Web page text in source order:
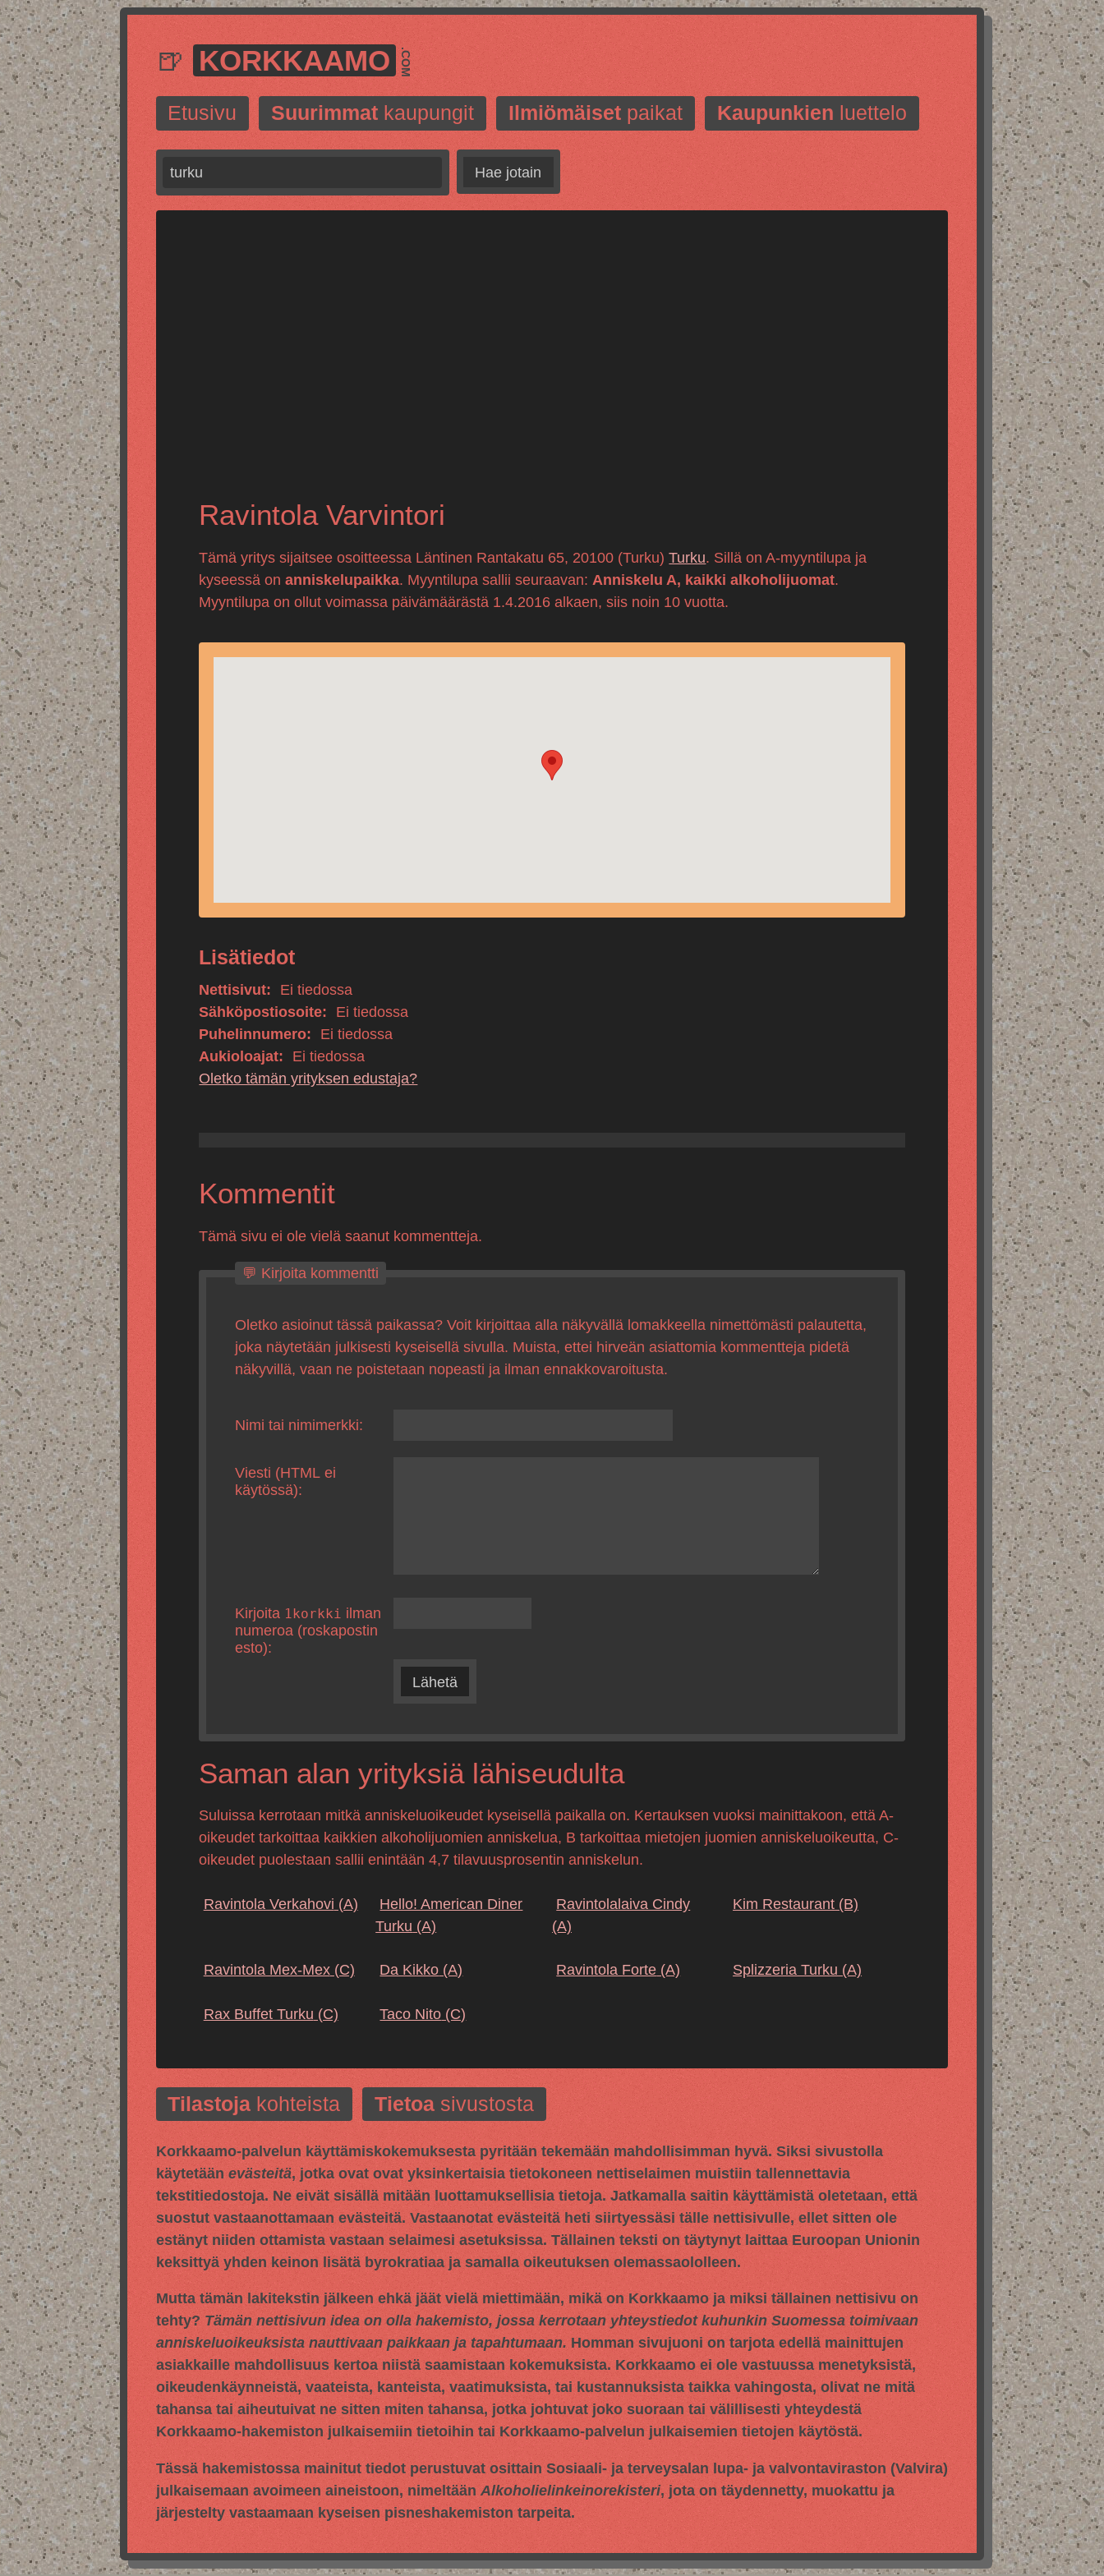
🍺 KORKKAAMO .COM
Etusivu Suurimmat kaupungit Ilmiömäiset paikat Kaupunkien luettelo
Hae jotain
Ravintola Varvintori
Tämä yritys sijaitsee osoitteessa Läntinen Rantakatu 65, 20100 (Turku)Turku. Sillä on A-myyntilupa ja
kyseessä onanniskelupaikka. Myyntilupa sallii seuraavan: Anniskelu A, kaikki alkoholijuomat.
Myyntilupa on ollut voimassa päivämäärästä 1.4.2016 alkaen, siis noin 10 vuotta.
Lisätiedot
Nettisivut:
Ei tiedossa
Sähköpostiosoite:
Ei tiedossa
Puhelinnumero:
Ei tiedossa
Aukioloajat:
Ei tiedossa
Oletko tämän yrityksen edustaja?
Kommentit
Tämä sivu ei ole vielä saanut kommentteja.
💬 Kirjoita kommentti
Oletko asioinut tässä paikassa? Voit kirjoittaa alla näkyvällä lomakkeella nimettömästi palautetta,
joka näytetään julkisesti kyseisellä sivulla. Muista, ettei hirveän asiattomia kommentteja pidetä
näkyvillä, vaan ne poistetaan nopeasti ja ilman ennakkovaroitusta.
Nimi tai nimimerkki:
Viesti (HTML ei
käytössä):
Kirjoita 1korkki ilman
numeroa (roskapostin
esto):
Lähetä
Saman alan yrityksiä lähiseudulta
Suluissa kerrotaan mitkä anniskeluoikeudet kyseisellä paikalla on. Kertauksen vuoksi mainittakoon, että A-
oikeudet tarkoittaa kaikkien alkoholijuomien anniskelua, B tarkoittaa mietojen juomien anniskeluoikeutta, C-
oikeudet puolestaan sallii enintään 4,7 tilavuusprosentin anniskelun.
Ravintola Verkahovi (A)
Hello! American Diner
Turku (A)
Ravintolalaiva Cindy
(A)
Kim Restaurant (B)
Ravintola Mex-Mex(C) Da Kikko (A) Ravintola Forte (A) Splizzeria Turku (A)
Rax Buffet Turku (C) Taco Nito (C)
Tilastoja kohteista Tietoa sivustosta
Korkkaamo-palvelun käyttämiskokemuksesta pyritään tekemään mahdollisimman hyvä. Siksi sivustolla
käytetään evästeitä, jotka ovat ovat yksinkertaisia tietokoneen nettiselaimen muistiin tallennettavia
tekstitiedostoja. Ne eivät sisällä mitään luottamuksellisia tietoja. Jatkamalla saitin käyttämistä oletetaan, että
suostut vastaanottamaan evästeitä. Vastaanotat evästeitä heti siirtyessäsi tälle nettisivulle, ellet sitten ole
estänyt niiden ottamista vastaan selaimesi asetuksissa. Tällainen teksti on täytynyt laittaa Euroopan Unionin
keksittyä yhden keinon lisätä byrokratiaa ja samalla oikeutuksen olemassaololleen.
Mutta tämän lakitekstin jälkeen ehkä jäät vielä miettimään, mikä on Korkkaamo ja miksi tällainen nettisivu on
tehty? Tämän nettisivun idea on olla hakemisto, jossa kerrotaan yhteystiedot kuhunkin Suomessa toimivaan
anniskeluoikeuksista nauttivaan paikkaan ja tapahtumaan. Homman sivujuoni on tarjota edellä mainittujen
asiakkaille mahdollisuus kertoa niistä saamistaan kokemuksista. Korkkaamo ei ole vastuussa menetyksistä,
oikeudenkäynneistä, vaateista, kanteista, vaatimuksista, tai kustannuksista taikka vahingosta, olivat ne mitä
tahansa tai aiheutuivat ne sitten miten tahansa, jotka johtuvat joko suoraan tai välillisesti yhteydestä
Korkkaamo-hakemiston julkaisemiin tietoihin tai Korkkaamo-palvelun julkaisemien tietojen käytöstä.
Tässä hakemistossa mainitut tiedot perustuvat osittain Sosiaali- ja terveysalan lupa- ja valvontaviraston (Valvira)
julkaisemaan avoimeen aineistoon, nimeltään Alkoholielinkeinorekisteri, jota on täydennetty, muokattu ja
järjestelty vastaamaan kyseisen pisneshakemiston tarpeita.